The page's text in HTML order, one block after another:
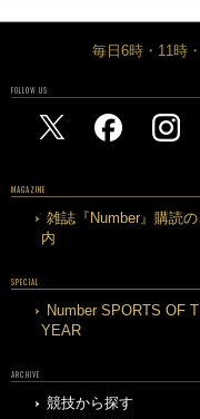
毎日6時・11時
FOLLOW US
MAGAZINE
雑誌『Number』購読の
内
SPECIAL
Number SPORTS OF
YEAR
ARCHIVE
競技から探す